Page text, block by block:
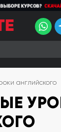
английского